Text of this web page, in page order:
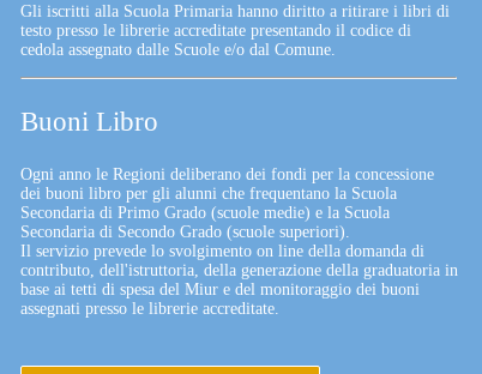
Gli iscritti alla Scuola Primaria hanno diritto a ritirare i libri di
testo presso le librerie accreditate presentando il codice di
cedola assegnato dalle Scuole e/o dal Comune.
Buoni Libro
Ogni anno le Regioni deliberano dei fondi per la concessione
dei buoni libro per gli alunni che frequentano la Scuola
Secondaria di Primo Grado (scuole medie) e la Scuola
Secondaria di Secondo Grado (scuole superiori).
Il servizio prevede lo svolgimento on line della domanda di
contributo, dell'istruttoria, della generazione della graduatoria in
base ai tetti di spesa del Miur e del monitoraggio dei buoni
assegnati presso le librerie accreditate.